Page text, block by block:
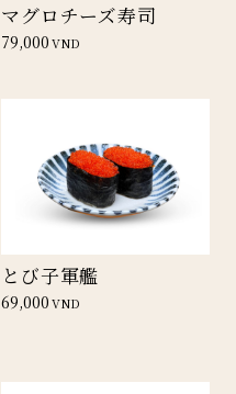
マグロチーズ寿司
79,000VND
とび子軍艦
69,000VND